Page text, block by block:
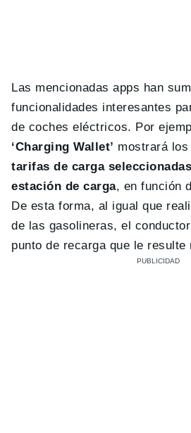
Las mencionadas apps han
funcionalidades interesantes
de coches eléctricos. Por
‘Charging Wallet’ mostrará los
tarifas de carga
estación de carga, en función
De esta forma, al igual que
de las gasolineras, el
punto de recarga que le resulte